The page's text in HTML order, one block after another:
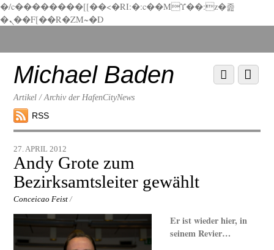
�/c��������[[��<�RI:�:c��MΎ��:z�졾
�ܢ��F[��R�ZM~�D
down
contentMichael Baden
Artikel / Archiv der HafenCityNews
RSS
Menu
Scroll
down
27. APRIL 2012
Andy Grote zum
Bezirksamtsleiter gewählt
Conceicao Feist /
Er ist wieder hier, in
seinem Revier…